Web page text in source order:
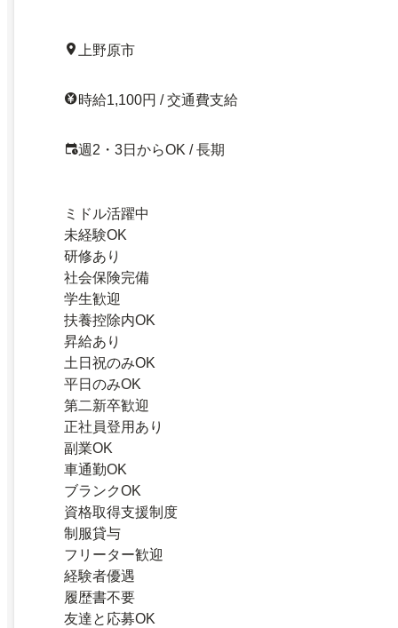
上野原市
時給1,100円 / 交通費支給
週2・3日からOK / 長期
ミドル活躍中
未経験OK
研修あり
社会保険完備
学生歓迎
扶養控除内OK
昇給あり
土日祝のみOK
平日のみOK
第二新卒歓迎
正社員登用あり
副業OK
車通勤OK
ブランクOK
資格取得支援制度
制服貸与
フリーター歓迎
経験者優遇
履歴書不要
友達と応募OK